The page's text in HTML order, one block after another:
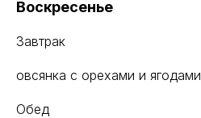
Воскресенье
Завтрак
овсянка с орехами и ягодами
Обед